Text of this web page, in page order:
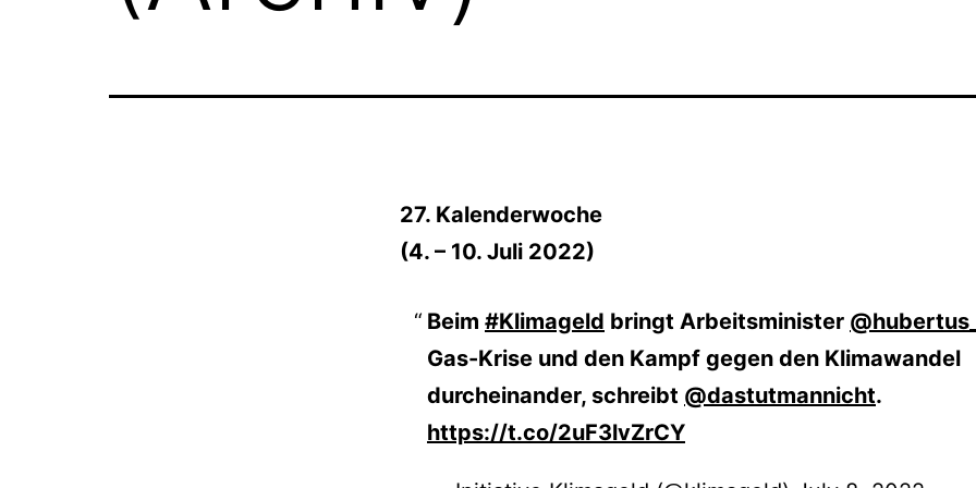
27. Kalenderwoche
(4. – 10. Juli 2022)
Beim #Klimageld bringt Arbeitsminister
Gas-Krise und den Kampf gegen den Klimawandel
durcheinander, schreibt @dastutmannicht.
https://t.co/2uF3lvZrCY